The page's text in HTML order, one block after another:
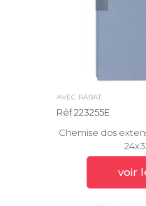
AVEC RABAT
Réf 223255E
Chemise dos
voir